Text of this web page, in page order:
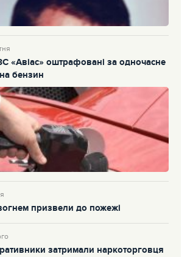
«Авіас» оштрафовані за одночасне
бензин
призвели до пожежі
затримали наркоторговця